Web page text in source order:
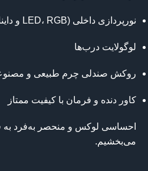
نورپردازی داخلی (LED، RGB و داینامیک)
لوگولایت درب‌ها
روکش صندلی چرم طبیعی و
کاور دنده و فرمان با کیفیت ممتاز
احساسی لوکس و منحصر به‌فرد
می‌بخشیم.